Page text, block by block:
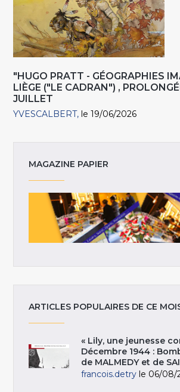
"HUGO PRATT - GÉOGRAPHIES
LIÈGE ("LE CADRAN") ,
JUILLET
YVESCALBERT le 19/06/2026
MAGAZINE PAPIER
ARTICLES POPULAIRES DE CE
« Lily, une jeunesse
Décembre 1944 :
de MALMEDY et de
francois.detry le 06/08/